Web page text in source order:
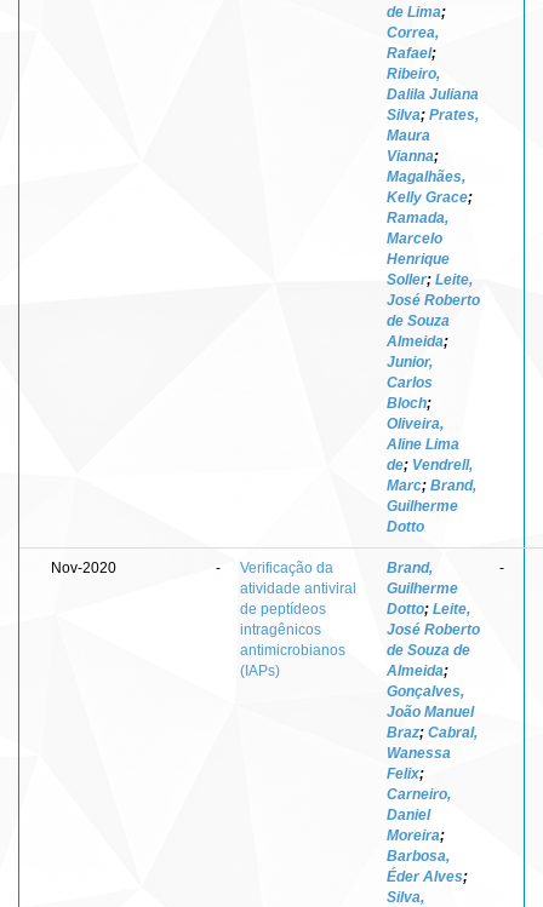
de Lima;
Correa,
Rafael;
Ribeiro,
Dalila Juliana
Silva; Prates,
Maura
Vianna;
Magalhães,
Kelly Grace;
Ramada,
Marcelo
Henrique
Soller; Leite,
José Roberto
de Souza
Almeida;
Junior,
Carlos
Bloch;
Oliveira,
Aline Lima
de; Vendrell,
Marc; Brand,
Guilherme
Dotto
Nov-2020 -
Verificação da
atividade antiviral
de peptídeos
intragênicos
antimicrobianos
(IAPs)
Brand,
Guilherme
Dotto; Leite,
José Roberto
de Souza de
Almeida;
Gonçalves,
João Manuel
Braz; Cabral,
Wanessa
Felix;
Carneiro,
Daniel
Moreira;
Barbosa,
Éder Alves;
Silva,
-